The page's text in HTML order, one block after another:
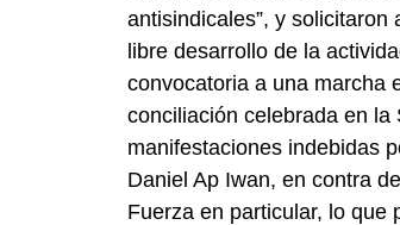
antisindicales”, y solicitaron
libre desarrollo de la
convocatoria a una marcha
conciliación celebrada en la
manifestaciones indebidas
Daniel Ap Iwan, en contra
Fuerza en particular, lo que